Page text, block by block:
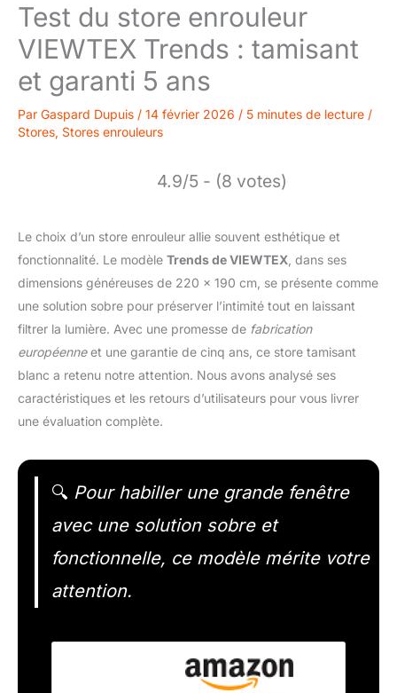
Test du store enrouleur
VIEWTEX Trends : tamisant
et garanti 5 ans
Par Gaspard Dupuis / 14 février 2026 / 5 minutes de lecture /
Stores, Stores enrouleurs
4.9/5 - (8 votes)
Le choix d’un store enrouleur allie souvent esthétique et
fonctionnalité. Le modèle Trends de VIEWTEX , dans ses
dimensions généreuses de 220 x 190 cm, se présente comme
une solution sobre pour préserver l’intimité tout en laissant
filtrer la lumière. Avec une promesse de fabrication
européenneet une garantie de cinq ans, ce store tamisant
blanc a retenu notre attention. Nous avons analysé ses
caractéristiques et les retours d’utilisateurs pour vous livrer
une évaluation complète.
🔍 Pour habiller une grande fenêtre
avec une solution sobre et
fonctionnelle, ce modèle mérite votre
attention.